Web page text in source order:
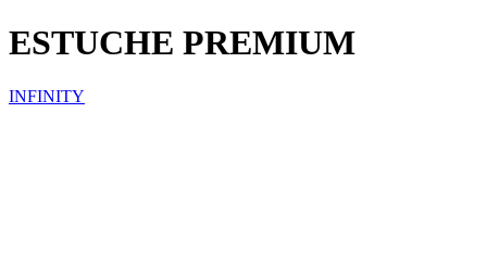
ESTUCHE PREMIUM
INFINITY